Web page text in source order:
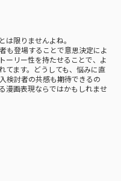
限りませんよね。
も登場することで意思決定によ
ーリー性を持たせることで、よ
てます。どうしても、悩みに直
検討者の共感も期待できるの
漫画表現ならではかもしれませ